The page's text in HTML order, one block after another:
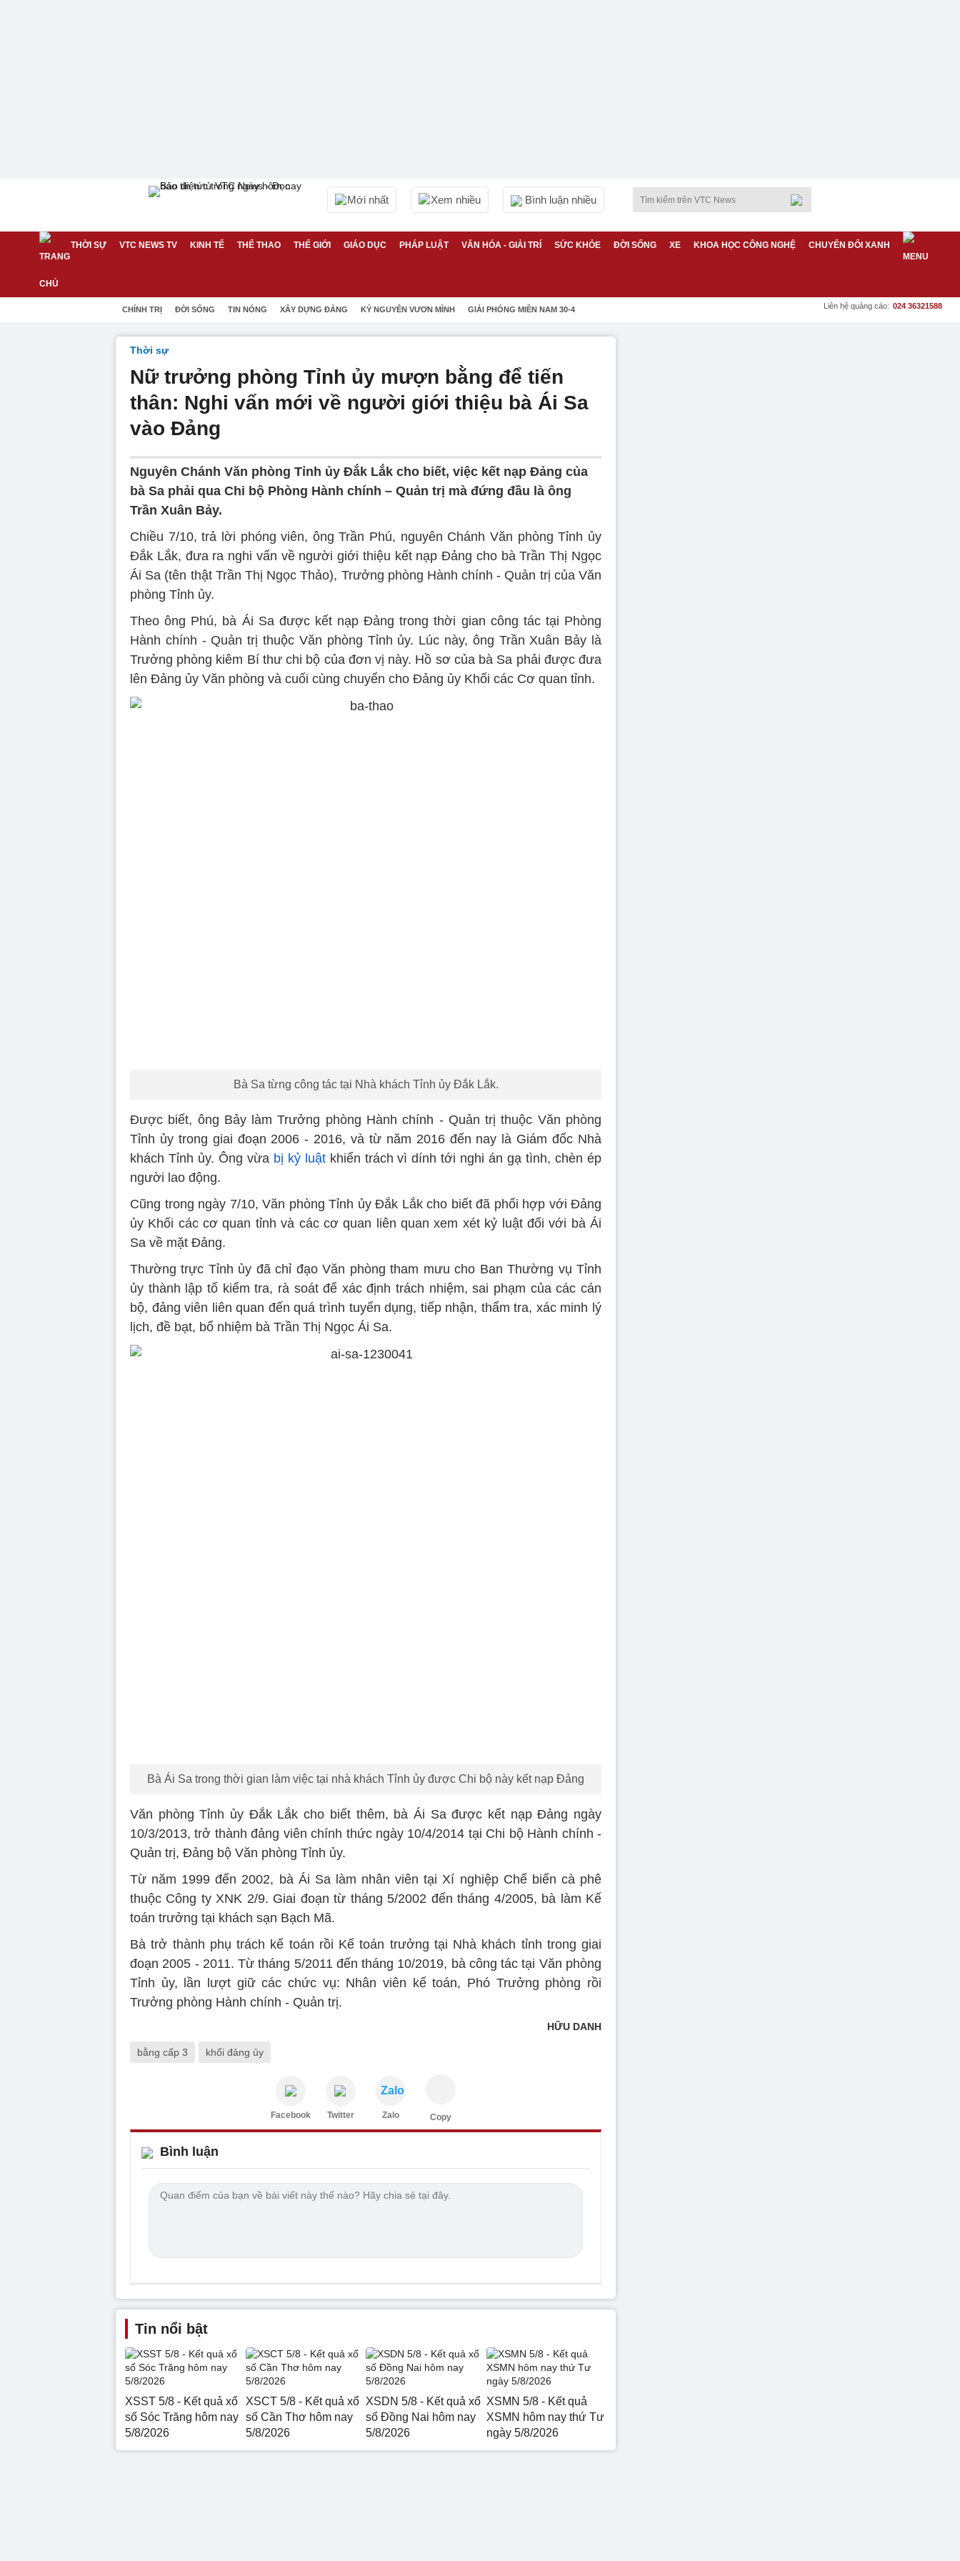
Mới nhất Xem nhiều Bình luận nhiều
THỜI SỰ VTC NEWS TV KINH TẾ THỂ THAO THẾ GIỚI GIÁO DỤC PHÁP LUẬT VĂN HÓA - GIẢI TRÍ SỨC KHỎE ĐỜI SỐNG XE KHOA HỌC CÔNG NGHỆ CHUYỂN ĐỔI XANH
CHÍNH TRỊ ĐỜI SỐNG TIN NÓNG XÂY DỰNG ĐẢNG KỶ NGUYÊN VƯƠN MÌNH GIẢI PHÓNG MIỀN NAM 30-4 Liên hệ quảng cáo: 024 36321588
Thời sự
Nữ trưởng phòng Tỉnh ủy mượn bằng để tiến
thân: Nghi vấn mới về người giới thiệu bà Ái Sa
vào Đảng
Nguyên Chánh Văn phòng Tỉnh ủy Đắk Lắk cho biết, việc kết nạp Đảng của
bà Sa phải qua Chi bộ Phòng Hành chính – Quản trị mà đứng đầu là ông
Trần Xuân Bảy.
Chiều 7/10, trả lời phóng viên, ông Trần Phú, nguyên Chánh Văn phòng Tỉnh ủy
Đắk Lắk, đưa ra nghi vấn về người giới thiệu kết nạp Đảng cho bà Trần Thị Ngọc
Ái Sa (tên thật Trần Thị Ngọc Thảo), Trưởng phòng Hành chính - Quản trị của Văn
phòng Tỉnh ủy.
Theo ông Phú, bà Ái Sa được kết nạp Đảng trong thời gian công tác tại Phòng
Hành chính - Quản trị thuộc Văn phòng Tỉnh ủy. Lúc này, ông Trần Xuân Bảy là
Trưởng phòng kiêm Bí thư chi bộ của đơn vị này. Hồ sơ của bà Sa phải được đưa
lên Đảng ủy Văn phòng và cuối cùng chuyển cho Đảng ủy Khối các Cơ quan tỉnh.
Bà Sa từng công tác tại Nhà khách Tỉnh ủy Đắk Lắk.
Được biết, ông Bảy làm Trưởng phòng Hành chính - Quản trị thuộc Văn phòng
Tỉnh ủy trong giai đoạn 2006 - 2016, và từ năm 2016 đến nay là Giám đốc Nhà
khách Tỉnh ủy. Ông vừa bị kỷ luậtkhiển trách vì dính tới nghi án gạ tình, chèn ép
người lao động.
Cũng trong ngày 7/10, Văn phòng Tỉnh ủy Đắk Lắk cho biết đã phối hợp với Đảng
ủy Khối các cơ quan tỉnh và các cơ quan liên quan xem xét kỷ luật đối với bà Ái
Sa về mặt Đảng.
Thường trực Tỉnh ủy đã chỉ đạo Văn phòng tham mưu cho Ban Thường vụ Tỉnh
ủy thành lập tổ kiểm tra, rà soát để xác định trách nhiệm, sai phạm của các cán
bộ, đảng viên liên quan đến quá trình tuyển dụng, tiếp nhận, thẩm tra, xác minh lý
lịch, đề bạt, bổ nhiệm bà Trần Thị Ngọc Ái Sa.
Bà Ái Sa trong thời gian làm việc tại nhà khách Tỉnh ủy được Chi bộ này kết nạp Đảng
Văn phòng Tỉnh ủy Đắk Lắk cho biết thêm, bà Ái Sa được kết nạp Đảng ngày
10/3/2013, trở thành đảng viên chính thức ngày 10/4/2014 tại Chi bộ Hành chính -
Quản trị, Đảng bộ Văn phòng Tỉnh ủy.
Từ năm 1999 đến 2002, bà Ái Sa làm nhân viên tại Xí nghiệp Chế biến cà phê
thuộc Công ty XNK 2/9. Giai đoạn từ tháng 5/2002 đến tháng 4/2005, bà làm Kế
toán trưởng tại khách sạn Bạch Mã.
Bà trở thành phụ trách kế toán rồi Kế toán trưởng tại Nhà khách tỉnh trong giai
đoạn 2005 - 2011. Từ tháng 5/2011 đến tháng 10/2019, bà công tác tại Văn phòng
Tỉnh ủy, lần lượt giữ các chức vụ: Nhân viên kế toán, Phó Trưởng phòng rồi
Trưởng phòng Hành chính - Quản trị.
HỮU DANH
bằng cấp 3 khối đảng ủy
Facebook Twitter
Zalo
Zalo Copy
Bình luận
Tin nổi bật
XSST 5/8 - Kết quả xổ
số Sóc Trăng hôm nay
5/8/2026
XSCT 5/8 - Kết quả xổ
số Cần Thơ hôm nay
5/8/2026
XSDN 5/8 - Kết quả xổ
số Đồng Nai hôm nay
5/8/2026
XSMN 5/8 - Kết quả
XSMN hôm nay thứ Tư
ngày 5/8/2026